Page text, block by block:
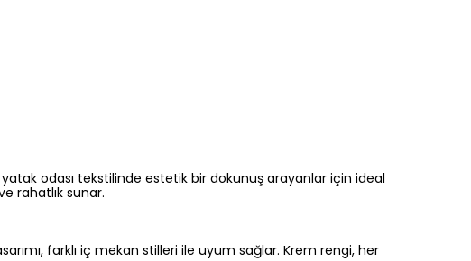
odası tekstilinde estetik bir dokunuş arayanlar için ideal
rahatlık sunar.
farklı iç mekan stilleri ile uyum sağlar. Krem rengi, her